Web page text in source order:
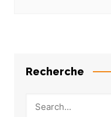
Recherche